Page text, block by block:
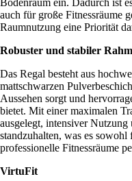
auch für große Fitnessräume
Raumnutzung eine Priorität
Robuster und stabiler
Das Regal besteht aus
mattschwarzen
Aussehen sorgt und
bietet. Mit einer maximalen
ausgelegt, intensiver
standzuhalten, was es
professionelle Fitnessräume
VirtuFit